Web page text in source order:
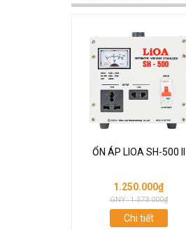
ỔN ÁP LIOA SH-500 II
1.250.000₫
GNY: 1.573.000₫
Chi tiết